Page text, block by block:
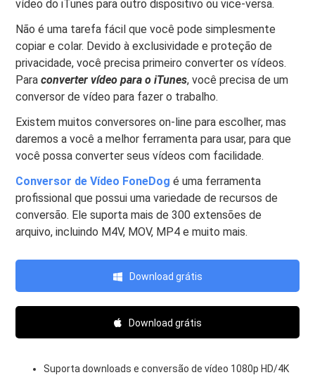
vídeo do iTunes para outro dispositivo ou vice-versa.
Não é uma tarefa fácil que você pode simplesmente
copiar e colar. Devido à exclusividade e proteção de
privacidade, você precisa primeiro converter os vídeos.
Paraconverter vídeo para o iTunes, você precisa de um
conversor de vídeo para fazer o trabalho.
Existem muitos conversores on-line para escolher, mas
daremos a você a melhor ferramenta para usar, para que
você possa converter seus vídeos com facilidade.
Conversor de Vídeo FoneDog é uma ferramenta
profissional que possui uma variedade de recursos de
conversão. Ele suporta mais de 300 extensões de
arquivo, incluindo M4V, MOV, MP4 e muito mais.
Download grátis
Download grátis
Suporta downloads e conversão de vídeo 1080p HD/4K